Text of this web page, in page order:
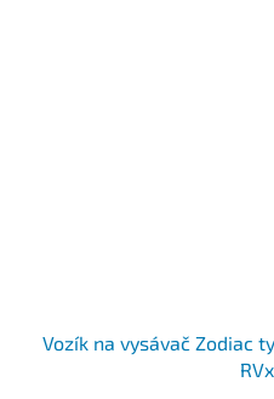
Vozík na vysávač Zodiac